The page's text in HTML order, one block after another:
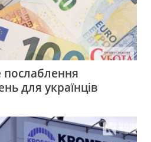
послаблення
для українців